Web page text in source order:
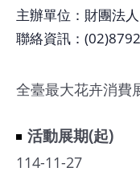
借
空
檔
期
爭
艷
館
主辦單位：財團法
聯絡資訊：
全臺最大花卉消費
活動展期(起)
114-11-27